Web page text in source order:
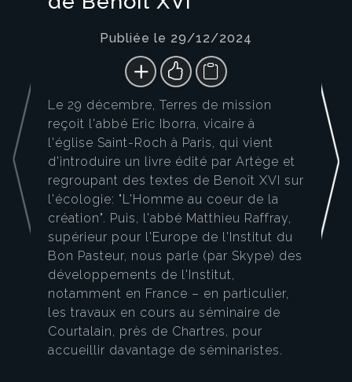
Publiée le 29/12/2024
Le 29 décembre, Terres de mission
reçoit l'abbé Eric Iborra, vicaire à
l'église Saint-Roch à Paris, qui vient
d'introduire un livre édité par Artège et
regroupant des textes de Benoît XVI sur
l'écologie: "L'Homme au coeur de la
création". Puis, l'abbé Matthieu Raffray,
supérieur pour l'Europe de l'Institut du
Bon Pasteur, nous parle (par Skype) des
développements de l'Institut,
notamment en France – en particulier,
les travaux en cours au séminaire de
Courtalain, près de Chartres, pour
accueillir davantage de séminaristes.